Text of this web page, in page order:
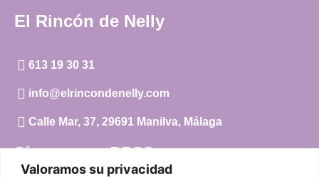
Valoramos su privacidad
El Rincón de Nelly
613 19 30 31
info@elrincondenelly.com
Calle Mar, 37, 29691 Manilva, Málaga
Síguenos en RRSS